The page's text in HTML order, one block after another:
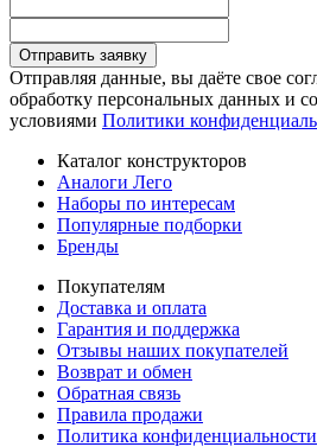
Отправить заявку
Отправляя данные, вы даёте свое
обработку персональных данных и
условиями Политики
Каталог конструкторов
Аналоги Лего
Наборы по интересам
Популярные подборки
Бренды
Покупателям
Доставка и оплата
Гарантия и поддержка
Отзывы наших покупателей
Возврат и обмен
Обратная связь
Правила продажи
Политика конфиденциальности